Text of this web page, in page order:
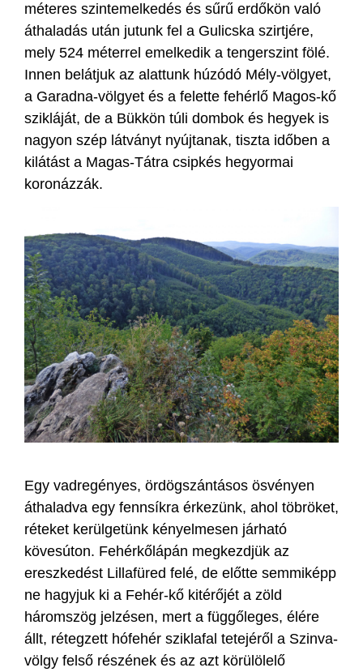
méteres szintemelkedés és sűrű erdőkön való
áthaladás után jutunk fel a Gulicska szirtjére,
mely 524 méterrel emelkedik a tengerszint fölé.
Innen belátjuk az alattunk húzódó Mély-völgyet,
a Garadna-völgyet és a felette fehérlő Magos-kő
szikláját, de a Bükkön túli dombok és hegyek is
nagyon szép látványt nyújtanak, tiszta időben a
kilátást a Magas-Tátra csipkés hegyormai
koronázzák.
Egy vadregényes, ördögszántásos ösvényen
áthaladva egy fennsíkra érkezünk, ahol töbröket,
réteket kerülgetünk kényelmesen járható
kövesúton. Fehérkőlápán megkezdjük az
ereszkedést Lillafüred felé, de előtte semmiképp
ne hagyjuk ki a Fehér-kő kitérőjét a zöld
háromszög jelzésen, mert a függőleges, élére
állt, rétegzett hófehér sziklafal tetejéről a Szinva-
völgy felső részének és az azt körülölelő